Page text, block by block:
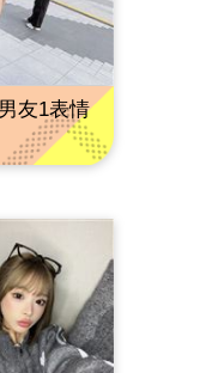
友1表情